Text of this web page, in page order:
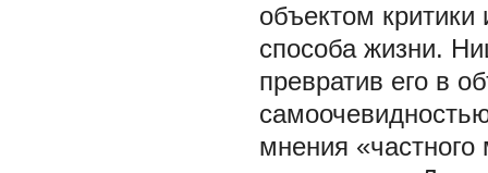
объектом
способа жизни.
превратив его в
мнения «частного